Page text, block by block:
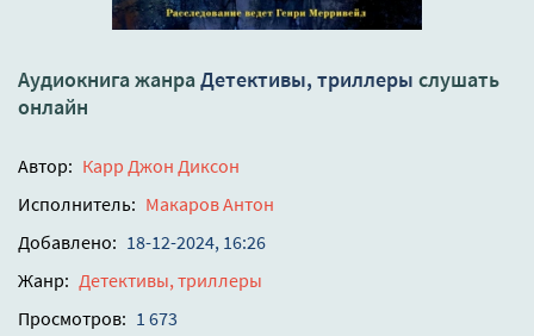
Аудиокнига жанра Детективы, триллеры слушать
онлайн
Автор: Карр Джон Диксон
Исполнитель: Макаров Антон
Добавлено: 18-12-2024, 16:26
Жанр: Детективы, триллеры
Просмотров: 1 673